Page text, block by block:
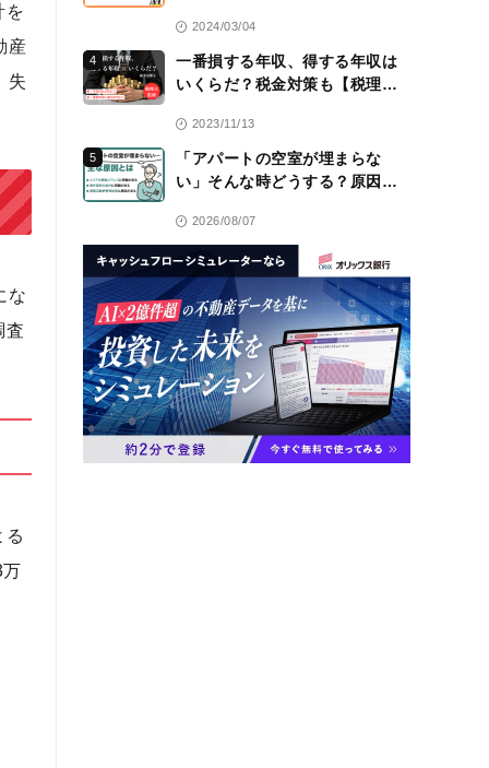
を
産
失
な
査
る
2024/03/04
4
一番損する年収、得する年収は
いくらだ？税金対策も【税理士
2023/11/13
5
「アパートの空室が埋まらな
い」そんな時どうする？原因と
2026/08/07